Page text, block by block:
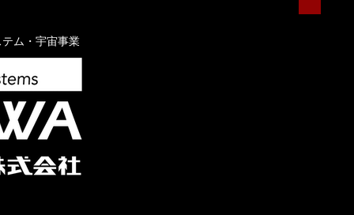
ム・宇宙事業